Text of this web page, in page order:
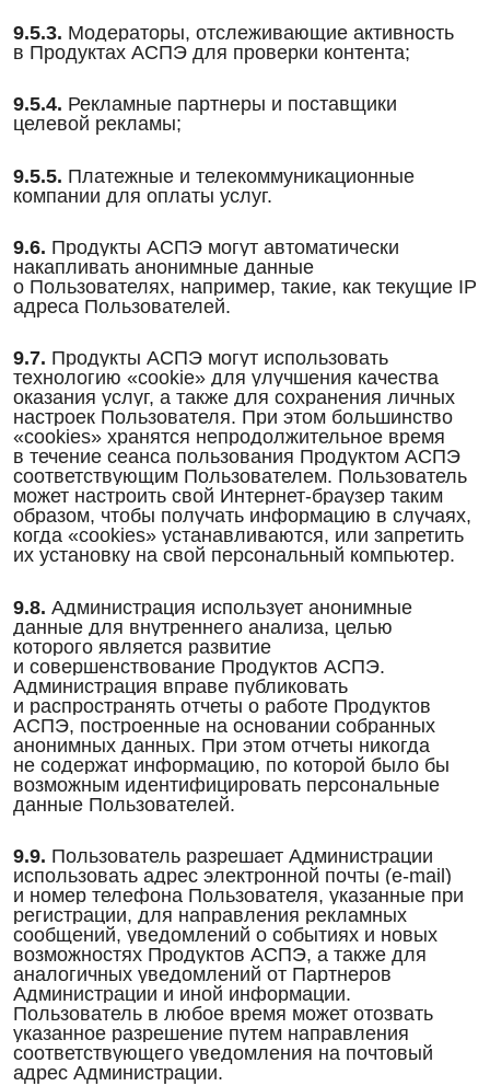
9.5.3. Модераторы, отслеживающие активность
в Продуктах АСПЭ для проверки контента;
9.5.4. Рекламные партнеры и поставщики
целевой рекламы;
9.5.5. Платежные и телекоммуникационные
компании для оплаты услуг.
9.6. Продукты АСПЭ могут автоматически
накапливать анонимные данные
о Пользователях, например, такие, как текущие IP
адреса Пользователей.
9.7. Продукты АСПЭ могут использовать
технологию «cookie» для улучшения качества
оказания услуг, а также для сохранения личных
настроек Пользователя. При этом большинство
«cookies» хранятся непродолжительное время
в течение сеанса пользования Продуктом АСПЭ
соответствующим Пользователем. Пользователь
может настроить свой Интернет-браузер таким
образом, чтобы получать информацию в случаях,
когда «cookies» устанавливаются, или запретить
их установку на свой персональный компьютер.
9.8. Администрация использует анонимные
данные для внутреннего анализа, целью
которого является развитие
и совершенствование Продуктов АСПЭ.
Администрация вправе публиковать
и распространять отчеты о работе Продуктов
АСПЭ, построенные на основании собранных
анонимных данных. При этом отчеты никогда
не содержат информацию, по которой было бы
возможным идентифицировать персональные
данные Пользователей.
9.9. Пользователь разрешает Администрации
использовать адрес электронной почты (e-mail)
и номер телефона Пользователя, указанные при
регистрации, для направления рекламных
сообщений, уведомлений о событиях и новых
возможностях Продуктов АСПЭ, а также для
аналогичных уведомлений от Партнеров
Администрации и иной информации.
Пользователь в любое время может отозвать
указанное разрешение путем направления
соответствующего уведомления на почтовый
адрес Администрации.